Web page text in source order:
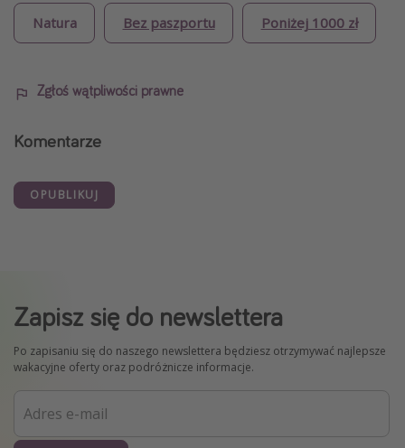
Natura Bez paszportu Poniżej 1000 zł
Zgłoś wątpliwości prawne
Komentarze
OPUBLIKUJ
Zapisz się do newslettera
Po zapisaniu się do naszego newslettera będziesz otrzymywać najlepsze
wakacyjne oferty oraz podróżnicze informacje.